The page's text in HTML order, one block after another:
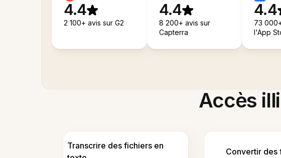
4.4
2 100+ avis sur G2
4.4
8 200+ avis sur
Capterra
4.4
73
l'App
Accès
Transcrire des fichiers en
Convertir des